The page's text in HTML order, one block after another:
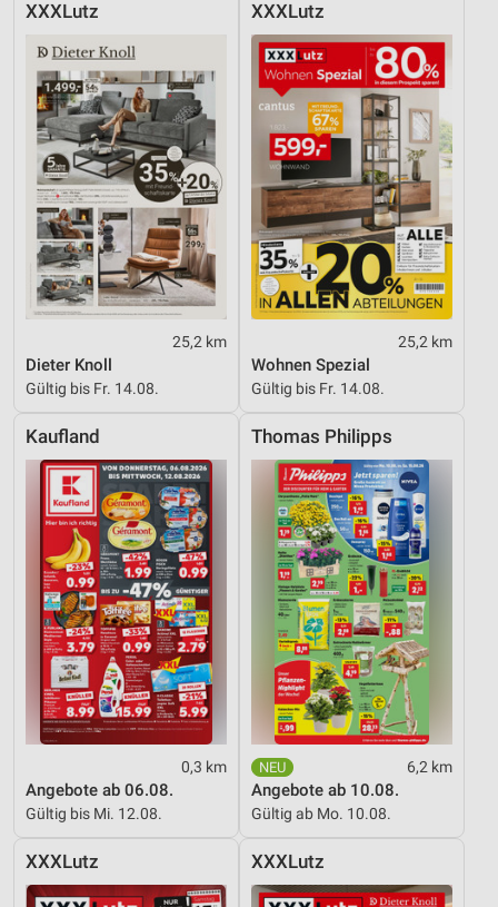
XXXLutz
25,2 km
Dieter Knoll
Gültig bis Fr. 14.08.
XXXLutz
25,2 km
Wohnen Spezial
Gültig bis Fr. 14.08.
Kaufland
0,3 km
Angebote ab 06.08.
Gültig bis Mi. 12.08.
Thomas Philipps
6,2 km
Angebote ab 10.08.
Gültig ab Mo. 10.08.
XXXLutz XXXLutz